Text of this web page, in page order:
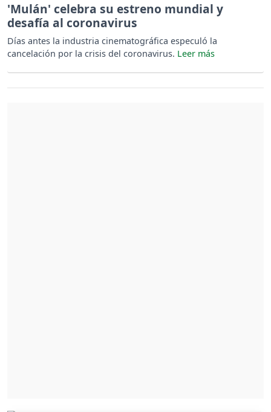
'Mulán' celebra su estreno mundial y
desafía al coronavirus
Días antes la industria cinematográfica especuló la
cancelación por la crisis del coronavirus.